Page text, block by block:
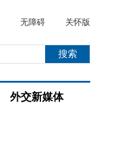
无障碍 关怀版
外交新媒体